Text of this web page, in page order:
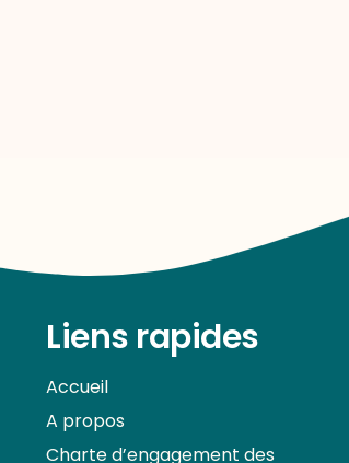
Liens rapides
Accueil
A propos
Charte d’engagement des